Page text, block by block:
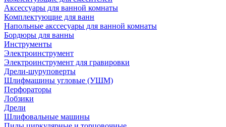
Аксессуары для ванной комнаты
Комплектующие для ванн
Напольные акссесуары для ванной комнаты
Бордюры для ванны
Инструменты
Электроинструмент
Электроинструмент для гравировки
Дрели-шуруповерты
Шлифмашины угловые (УШМ)
Перфораторы
Лобзики
Дрели
Шлифовальные машины